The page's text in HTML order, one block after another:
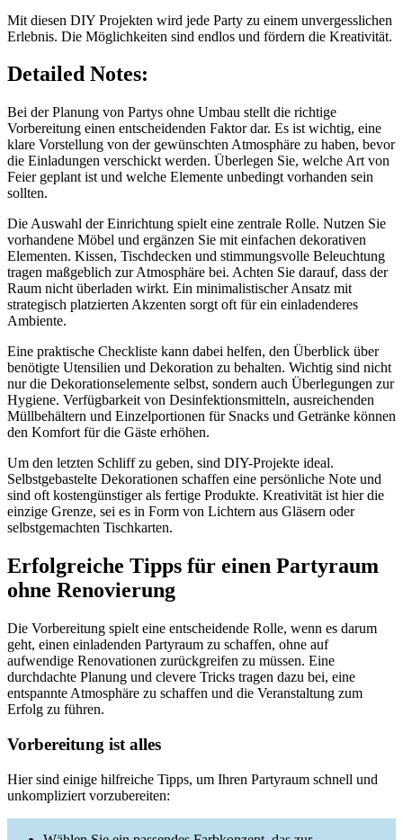
Mit diesen DIY Projekten wird jede Party zu einem unvergesslichen
Erlebnis. Die Möglichkeiten sind endlos und fördern die Kreativität.
Detailed Notes:
Bei der Planung von Partys ohne Umbau stellt die richtige
Vorbereitung einen entscheidenden Faktor dar. Es ist wichtig, eine
klare Vorstellung von der gewünschten Atmosphäre zu haben, bevor
die Einladungen verschickt werden. Überlegen Sie, welche Art von
Feier geplant ist und welche Elemente unbedingt vorhanden sein
sollten.
Die Auswahl der Einrichtung spielt eine zentrale Rolle. Nutzen Sie
vorhandene Möbel und ergänzen Sie mit einfachen dekorativen
Elementen. Kissen, Tischdecken und stimmungsvolle Beleuchtung
tragen maßgeblich zur Atmosphäre bei. Achten Sie darauf, dass der
Raum nicht überladen wirkt. Ein minimalistischer Ansatz mit
strategisch platzierten Akzenten sorgt oft für ein einladenderes
Ambiente.
Eine praktische Checkliste kann dabei helfen, den Überblick über
benötigte Utensilien und Dekoration zu behalten. Wichtig sind nicht
nur die Dekorationselemente selbst, sondern auch Überlegungen zur
Hygiene. Verfügbarkeit von Desinfektionsmitteln, ausreichenden
Müllbehältern und Einzelportionen für Snacks und Getränke können
den Komfort für die Gäste erhöhen.
Um den letzten Schliff zu geben, sind DIY-Projekte ideal.
Selbstgebastelte Dekorationen schaffen eine persönliche Note und
sind oft kostengünstiger als fertige Produkte. Kreativität ist hier die
einzige Grenze, sei es in Form von Lichtern aus Gläsern oder
selbstgemachten Tischkarten.
Erfolgreiche Tipps für einen Partyraum
ohne Renovierung
Die Vorbereitung spielt eine entscheidende Rolle, wenn es darum
geht, einen einladenden Partyraum zu schaffen, ohne auf
aufwendige Renovationen zurückgreifen zu müssen. Eine
durchdachte Planung und clevere Tricks tragen dazu bei, eine
entspannte Atmosphäre zu schaffen und die Veranstaltung zum
Erfolg zu führen.
Vorbereitung ist alles
Hier sind einige hilfreiche Tipps, um Ihren Partyraum schnell und
unkompliziert vorzubereiten: